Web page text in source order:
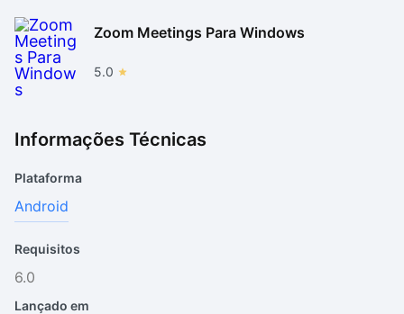
Zoom Meetings Para Windows
5.0
Informações Técnicas
Plataforma
Android
Requisitos
6.0
Lançado em